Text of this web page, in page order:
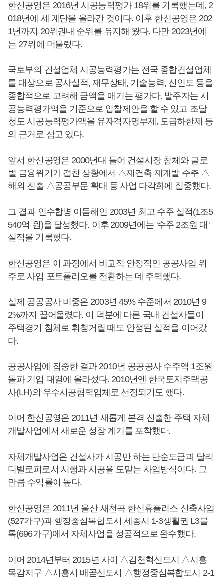
한신공영은 2016년 시공능력평가 18위를 기록했는데, 2
018년에 세 계단을 올라간 것이다. 이후 한신공영은 202
1년까지 20위권내 순위를 유지해 왔다. 다만 2023년에
는 27위에 머물렀다.
국토부의 건설업체 시공능력평가는 전국 종합건설업체
를 대상으로 공사실적, 재무상태, 기술능력, 신인도 등을
종합적으로 고려해 금액을 매기는 평가다. 발주자는 시
공능력평가액을 기준으로 입찰제안을 할 수 있고 조달
청도 시공능력평가액을 유자격자명부제, 도급하한제 등
의 근거로 삼고 있다.
앞서 한신공영은 2000년대 들어 건설시장 침체와 글로
벌 금융위기가 겹친 상황에서 △재건축·재개발 수주 △
해외 진출 △공공부문 확대 등 사업 다각화에 집중했다.
그 결과 인수합병 이듬해인 2003년 최고 수주 실적(1조5
540억 원)을 달성했다. 이후 2009년에는 '수주 2조원 대'
실적을 기록했다.
한신공영은 이 과정에서 비교적 안정적인 공공사업 위
주로 사업 포트폴리오를 전환하는 데 주력했다.
실제 공공공사 비중은 2003년 45% 수준에서 2010년 9
2%까지 끌어올렸다. 이 덕분에 다른 국내 건설사들이
주택경기 침체로 휘청거릴 때도 안정된 실적을 이어갔
다.
공공사업에 집중한 결과 2010년 공공공사 수주액 1조원
돌파 기업 대열에 올라섰다. 2010년엔 한국토지주택공
사(LH)의 우수시공협력업체로 선정되기도 했다.
이어 한신공영은 2011년 새롭게 본격 진출한 주택 자체
개발사업에서 새로운 성장 계기를 포착했다.
자체개발사업은 건설사가 시공만 하는 단순도급과 달리
디벨로퍼로서 시행과 시공을 도맡는 사업방식이다. 그
만큼 수익률이 높다.
한신공영은 2011년 울산 새천곡 한신휴플러스 신축사업
(527가구)과 행정중심복합도시 세종시 1-3생활권 L3블
록(696가구)에서 자체사업을 성공적으로 완수했다.
이어 2014년부터 2015년 사이 △김천혁신도시 △시흥
목감지구 △시흥시 배곧신도시 △행정중심복합도시 2-1